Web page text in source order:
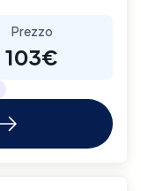
Prezzo
103€